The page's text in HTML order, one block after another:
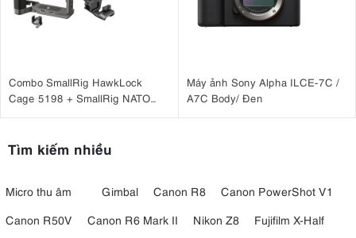
Combo SmallRig HawkLock
Cage 5198 + SmallRig NATO
Máy ảnh Sony Alpha ILCE-7C /
A7C Body/ Đen
Tìm kiếm nhiều
Micro thu âm Gimbal Canon R8
Canon PowerShot V1
Canon R50V
Canon R6 Mark II Nikon Z8
Fujifilm X-Half